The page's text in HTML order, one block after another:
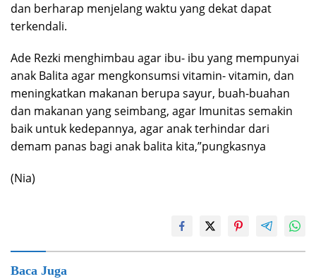
dan berharap menjelang waktu yang dekat dapat
terkendali.
Ade Rezki menghimbau agar ibu- ibu yang mempunyai
anak Balita agar mengkonsumsi vitamin- vitamin, dan
meningkatkan makanan berupa sayur, buah-buahan
dan makanan yang seimbang, agar Imunitas semakin
baik untuk kedepannya, agar anak terhindar dari
demam panas bagi anak balita kita,”pungkasnya
(Nia)
Baca Juga